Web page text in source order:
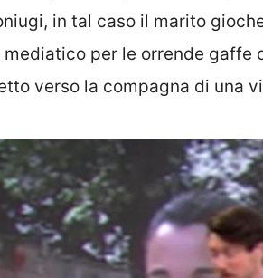
in tal caso il marito
per le orrende gaffe
verso la compagna di una